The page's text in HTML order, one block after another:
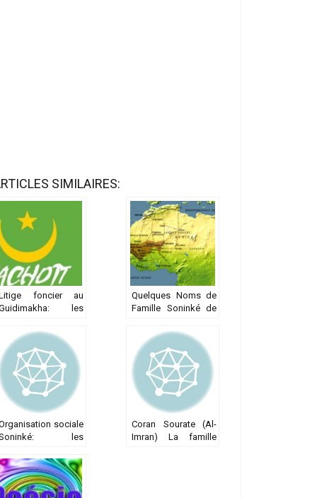
SIMILAIRES:
foncier au
les
donnent raison à la
famille CAMARA de
Tachott
Quelques Noms de
Famille Soninké de
sociale
les
et les Komo
Coran Sourate (Al-
Imran) La famille